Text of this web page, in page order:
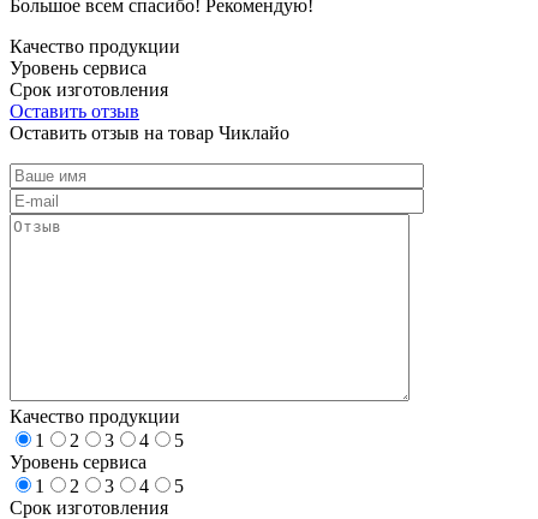
Большое всем спасибо! Рекомендую!
Качество продукции
Уровень сервиса
Срок изготовления
Оставить отзыв
Оставить отзыв на товар Чиклайо
Качество продукции
1
2 3 4
5
Уровень сервиса
1
2 3 4
5
Срок изготовления